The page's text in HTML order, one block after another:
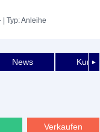
| Typ: Anleihe
►
News
Verkaufen